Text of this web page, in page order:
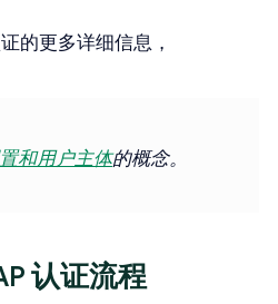
的更多详细信息，
和用户主体的概念。
认证流程